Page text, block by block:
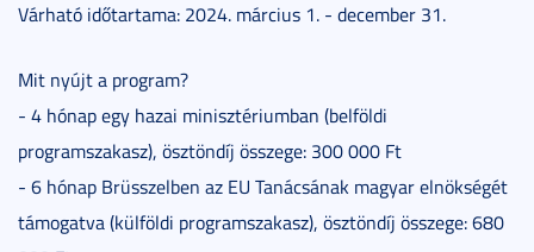
Várható időtartama: 2024. március 1. - december 31.
Mit nyújt a program?
- 4 hónap egy hazai minisztériumban (belföldi
programszakasz), ösztöndíj összege: 300 000 Ft
- 6 hónap Brüsszelben az EU Tanácsának magyar elnökségét
támogatva (külföldi programszakasz), ösztöndíj összege: 680